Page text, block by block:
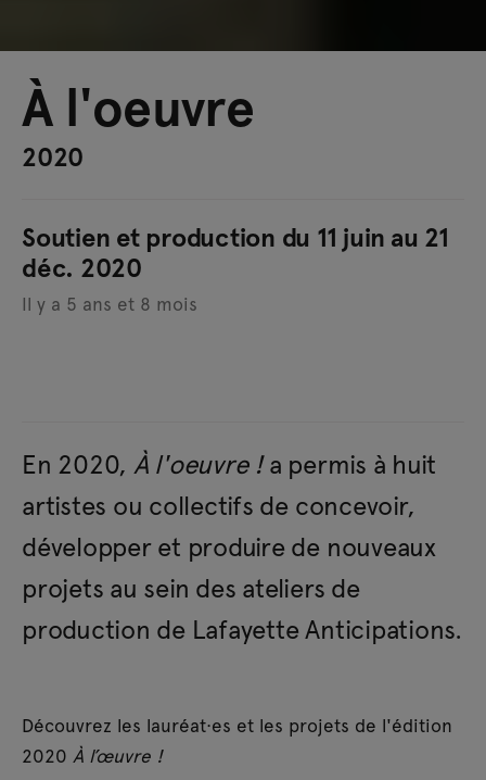
À l'oeuvre
2020
Soutien et production du 11 juin au 21
déc. 2020
Il y a 5 ans et 8 mois
En 2020, À l'oeuvre !a permis à huit
artistes ou collectifs de concevoir,
développer et produire de nouveaux
projets au sein des ateliers de
production de Lafayette Anticipations.
Découvrez les lauréat·es et les projets de l'édition
2020 À l’œuvre !